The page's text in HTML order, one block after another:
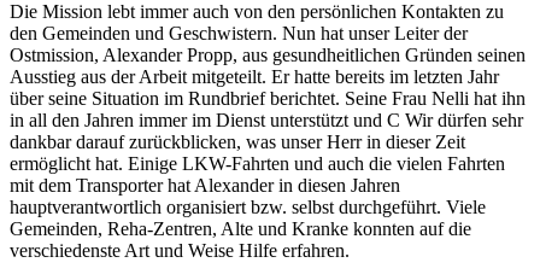
Die Mission lebt immer auch von den persönlichen Kontakten zu
den Gemeinden und Geschwistern. Nun hat unser Leiter der
Ostmission, Alexander Propp, aus gesundheitlichen Gründen seinen
Ausstieg aus der Arbeit mitgeteilt. Er hatte bereits im letzten Jahr
über seine Situation im Rundbrief berichtet. Seine Frau Nelli hat ihn
in all den Jahren immer im Dienst unterstützt und C Wir dürfen sehr
dankbar darauf zurückblicken, was unser Herr in dieser Zeit
ermöglicht hat. Einige LKW-Fahrten und auch die vielen Fahrten
mit dem Transporter hat Alexander in diesen Jahren
hauptverantwortlich organisiert bzw. selbst durchgeführt. Viele
Gemeinden, Reha-Zentren, Alte und Kranke konnten auf die
verschiedenste Art und Weise Hilfe erfahren.